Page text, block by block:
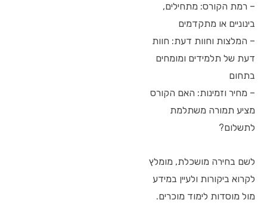
– רמת הקורס: מתחילים,
בינוניים או מתקדמים
– המלצות וחוות דעת: חוות
דעת של תלמידים ומומחים
בתחום
– מחיר וזמינות: האם הקורס
מציע תמורה משתלמת
לתשלום?
לשם בחירה מושכלת, מומלץ
לקרוא ביקורות ולעיין במידע
מול מוסדות לימוד מוכרים.